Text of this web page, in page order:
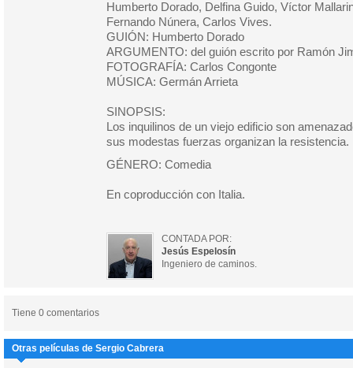
Humberto Dorado, Delfina Guido, Víctor
Fernando Núnera, Carlos Vives.
GUIÓN: Humberto Dorado
ARGUMENTO: del guión escrito por Ramón
FOTOGRAFÍA: Carlos Congonte
MÚSICA: Germán Arrieta
SINOPSIS:
Los inquilinos de un viejo edificio son
sus modestas fuerzas organizan la resistencia.
GÉNERO: Comedia
En coproducción con Italia.
CONTADA POR:
Jesús Espelosín
Ingeniero de caminos.
Tiene 0 comentarios
Otras películas de Sergio Cabrera